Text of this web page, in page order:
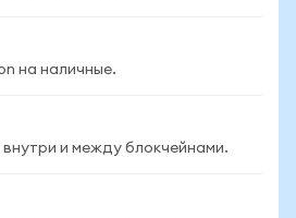
на наличные.
внутри и между блокчейнами.